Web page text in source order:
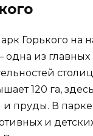
Горького на
из главных
120 га,
пруды. В парке
и